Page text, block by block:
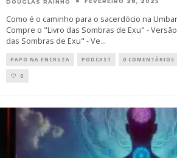
Como é o caminho para o sacerdócio na
Compre o "Livro das Sombras de Exu" -
das Sombras de Exu" - Ve...
PAPO NA ENCRUZA PODCAST 0 COMENTÁRIOS
0